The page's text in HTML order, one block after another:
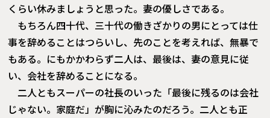
くらい休みましょうと思った。妻の優しさである。
もちろん四十代、三十代の働きざかりの男にとっては仕
事を辞めることはつらいし、先のことを考えれば、無暴で
もある。にもかかわらず二人は、最後は、妻の意見に従
い、会社を辞めることになる。
二人ともスーパーの社長のいった「最後に残るのは会社
じゃない。家庭だ」が胸に沁みたのだろう。二人とも正